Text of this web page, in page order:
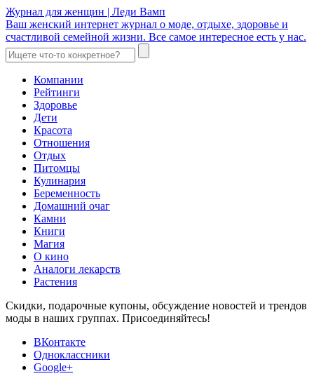
Журнал для женщин | Леди Вамп
Ваш женский интернет журнал о моде, отдыхе, здоровье и
счастливой семейной жизни. Все самое интересное есть у нас.
Компании
Рейтинги
Здоровье
Дети
Красота
Отношения
Отдых
Питомцы
Кулинария
Беременность
Домашний очаг
Камни
Книги
Магия
О кино
Аналоги лекарств
Растения
Скидки, подарочные купоны, обсуждение новостей и трендов
моды в наших группах. Присоединяйтесь!
ВКонтакте
Одноклассники
Google+